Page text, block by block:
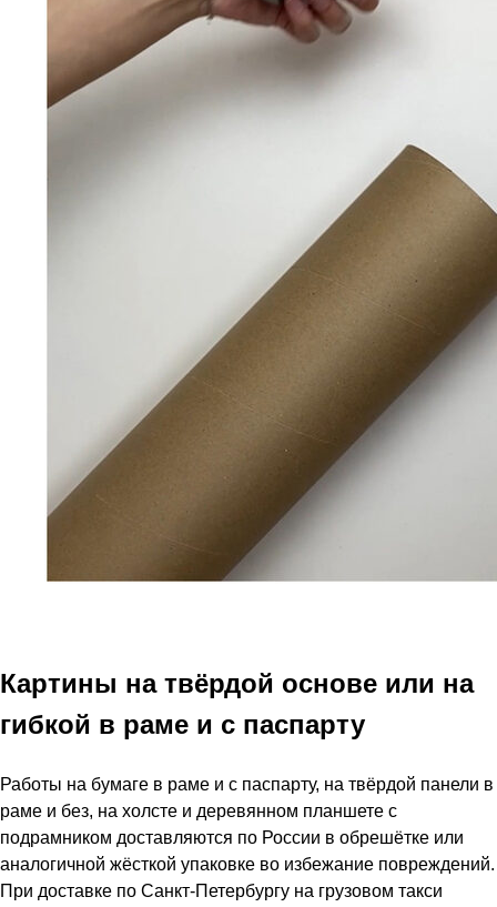
Картины на твёрдой основе или на
гибкой в раме и с паспарту
Работы на бумаге в раме и с паспарту, на твёрдой панели в
раме и без, на холсте и деревянном планшете с
подрамником доставляются по России в обрешётке или
аналогичной жёсткой упаковке во избежание повреждений.
При доставке по Санкт-Петербургу на грузовом такси